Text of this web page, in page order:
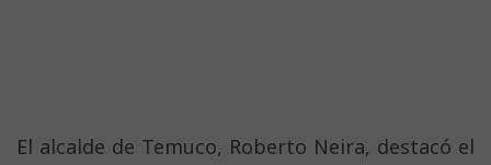
El alcalde de Temuco, Roberto Neira, destacó el